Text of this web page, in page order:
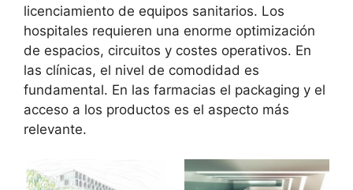
licenciamiento de equipos sanitarios. Los
hospitales requieren una enorme optimización
de espacios, circuitos y costes operativos. En
las clínicas, el nivel de comodidad es
fundamental. En las farmacias el packaging y el
acceso a los productos es el aspecto más
relevante.